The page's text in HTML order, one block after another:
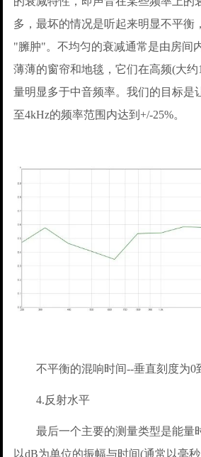
多，最坏的情况是听起来明显不平衡
"臃肿"。不均匀的衰减通常是由房间
薄薄的窗帘和地毯，它们在高频(大
量明显多于中音频率。我们的目标是
至4kHz的频率范围内达到+/-25%。
不平衡的混响时间--垂直刻度为0
4.反射水平
最后一个主要的测量类型是能量
以dB为单位的振幅与时间(通常以毫